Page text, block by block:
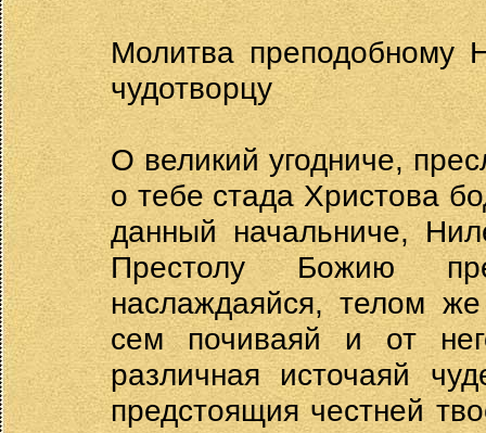
Молитва преподобному
чудотворцу
О великий угодниче,
о тебе стада Христова
данный начальниче,
Престолу Божию
наслаждаяйся, телом
сем почиваяй и от
различная источаяй
предстоящия честней